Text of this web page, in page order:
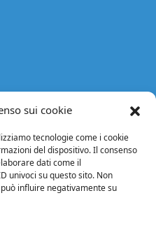
sui cookie
tecnologie come i cookie
del dispositivo. Il consenso
dati come il
univoci su questo sito. Non
influire negativamente su